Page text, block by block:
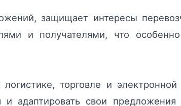
защищает интересы
и получателями, что
торговле и
и адаптировать свои